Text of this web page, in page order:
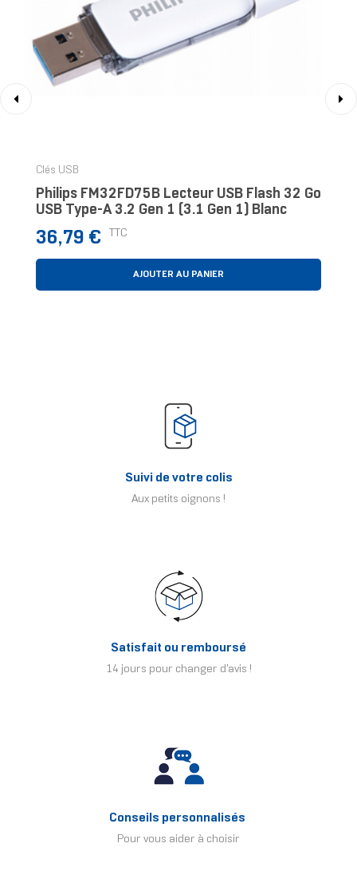
Clés USB
Philips FM32FD75B Lecteur USB Flash 32 Go
USB Type-A 3.2 Gen 1 (3.1 Gen 1) Blanc
Prix
36,79 € TTC
AJOUTER AU PANIER
Suivi de votre colis
Aux petits oignons !
Satisfait ou remboursé
14 jours pour changer d'avis !
Conseils personnalisés
Pour vous aider à choisir